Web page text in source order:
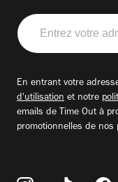
Entrez
votre
adresse
En entrant votre
d'utilisation et notre
emails de Time Out à
promotionnelles de nos